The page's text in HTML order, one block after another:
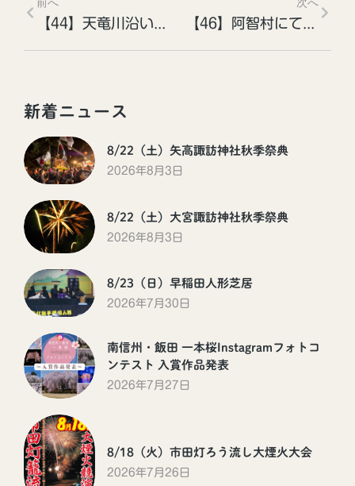
新着ニュース
8/22（土）矢高諏訪神社秋季祭典
2026年8月3日
8/22（土）大宮諏訪神社秋季祭典
2026年8月3日
8/23（日）早稲田人形芝居
2026年7月30日
南信州・飯田 一本桜Instagramフォトコ
ンテスト 入賞作品発表
2026年7月27日
8/18（火）市田灯ろう流し大煙火大会
2026年7月26日